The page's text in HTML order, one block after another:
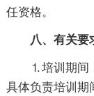
任资格。
八、有关要
⒈培训期间
具体负责培训期